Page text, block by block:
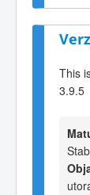
This
3.9.5